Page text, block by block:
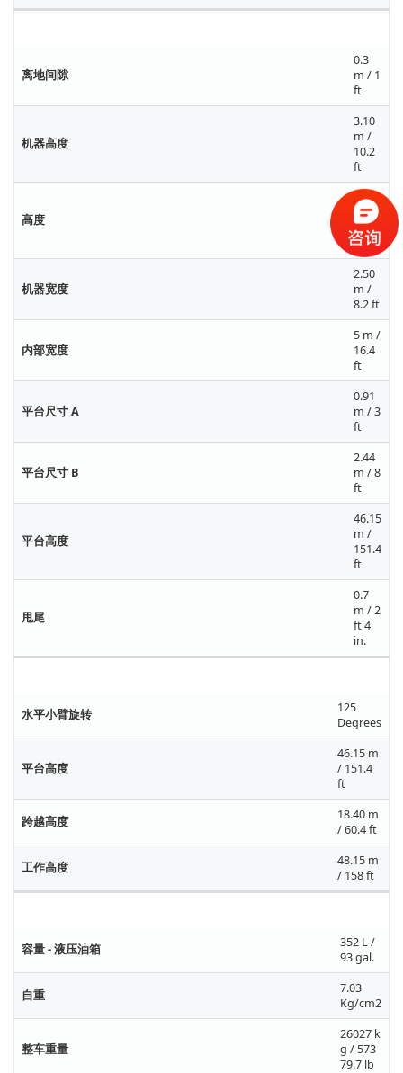
离地间隙
0.3
m / 1
ft
机器高度
3.10
m /
10.2
ft
高度
12.10
m /
39.7
ft
机器宽度
2.50
m /
8.2 ft
内部宽度
5 m /
16.4
ft
平台尺寸 A
0.91
m / 3
ft
平台尺寸 B
2.44
m / 8
ft
平台高度
46.15
m /
151.4
ft
甩尾
0.7
m / 2
ft 4
in.
水平小臂旋转
125
Degrees
平台高度
46.15 m
/ 151.4
ft
跨越高度
18.40 m
/ 60.4 ft
工作高度
48.15 m
/ 158 ft
容量 - 液压油箱
352 L /
93 gal.
自重
7.03
Kg/cm2
整车重量
26027 k
g / 573
79.7 lb